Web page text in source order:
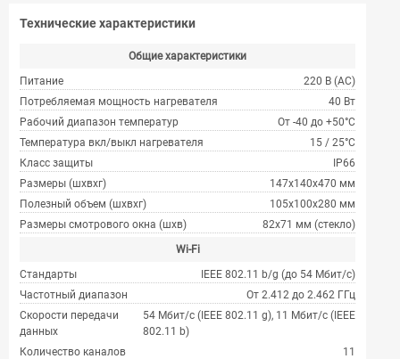
Технические характеристики
Общие характеристики
Питание
220 В (AC)
Потребляемая мощность нагревателя
40 Вт
Рабочий диапазон температур
От -40 до +50°С
Температура вкл/выкл нагревателя
15 / 25°С
Класс защиты
IP66
Размеры (шхвхг)
147х140х470 мм
Полезный объем (шхвхг)
105x100x280 мм
Размеры смотрового окна (шхв)
82x71 мм (стекло)
Wi-Fi
Стандарты
IEEE 802.11 b/g (до 54 Мбит/с)
Частотный диапазон
От 2.412 до 2.462 ГГц
Скорости передачи
данных
54 Мбит/с (IEEE 802.11 g), 11 Мбит/с (IEEE
802.11 b)
Количество каналов
11